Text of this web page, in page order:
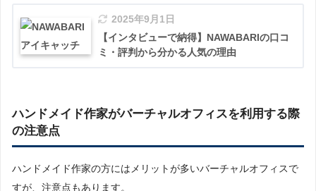
2025年9月1日
【インタビューで納得】NAWABARIの口コ
ミ・評判から分かる人気の理由
ハンドメイド作家がバーチャルオフィスを利用する際
の注意点
ハンドメイド作家の方にはメリットが多いバーチャルオフィスで
すが、注意点もあります。